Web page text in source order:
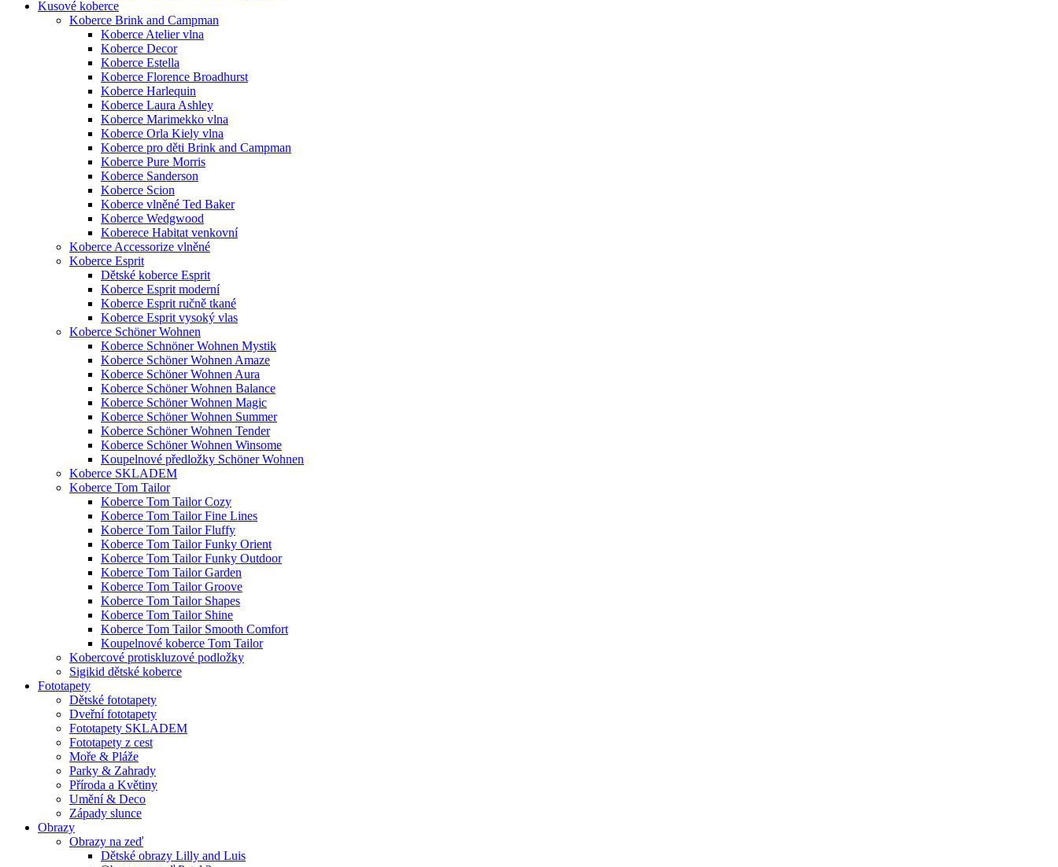
Kusové koberce
Koberce Brink and Campman
Koberce Atelier vlna
Koberce Decor
Koberce Estella
Koberce Florence Broadhurst
Koberce Harlequin
Koberce Laura Ashley
Koberce Marimekko vlna
Koberce Orla Kiely vlna
Koberce pro děti Brink and Campman
Koberce Pure Morris
Koberce Sanderson
Koberce Scion
Koberce vlněné Ted Baker
Koberce Wedgwood
Koberece Habitat venkovní
Koberce Accessorize vlněné
Koberce Esprit
Dětské koberce Esprit
Koberce Esprit moderní
Koberce Esprit ručně tkané
Koberce Esprit vysoký vlas
Koberce Schöner Wohnen
Koberce Schnöner Wohnen Mystik
Koberce Schöner Wohnen Amaze
Koberce Schöner Wohnen Aura
Koberce Schöner Wohnen Balance
Koberce Schöner Wohnen Magic
Koberce Schöner Wohnen Summer
Koberce Schöner Wohnen Tender
Koberce Schöner Wohnen Winsome
Koupelnové předložky Schöner Wohnen
Koberce SKLADEM
Koberce Tom Tailor
Koberce Tom Tailor Cozy
Koberce Tom Tailor Fine Lines
Koberce Tom Tailor Fluffy
Koberce Tom Tailor Funky Orient
Koberce Tom Tailor Funky Outdoor
Koberce Tom Tailor Garden
Koberce Tom Tailor Groove
Koberce Tom Tailor Shapes
Koberce Tom Tailor Shine
Koberce Tom Tailor Smooth Comfort
Koupelnové koberce Tom Tailor
Kobercové protiskluzové podložky
Sigikid dětské koberce
Fototapety
Dětské fototapety
Dveřní fototapety
Fototapety SKLADEM
Fototapety z cest
Moře & Pláže
Parky & Zahrady
Příroda a Květiny
Umění & Deco
Západy slunce
Obrazy
Obrazy na zeď
Dětské obrazy Lilly and Luis